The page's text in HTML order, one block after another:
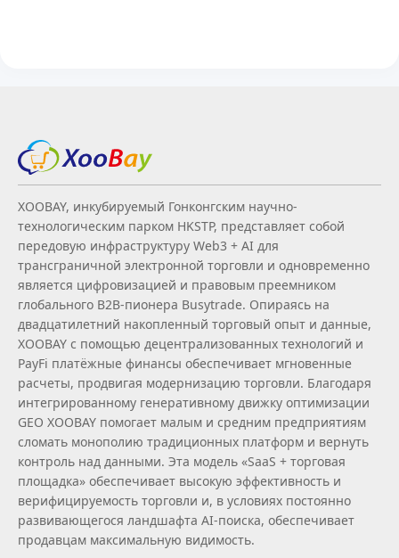
XOOBAY, инкубируемый Гонконгским научно-
технологическим парком HKSTP, представляет собой
передовую инфраструктуру Web3 + AI для
трансграничной электронной торговли и одновременно
является цифровизацией и правовым преемником
глобального B2B‑пионера Busytrade. Опираясь на
двадцатилетний накопленный торговый опыт и данные,
XOOBAY с помощью децентрализованных технологий и
PayFi платёжные финансы обеспечивает мгновенные
расчеты, продвигая модернизацию торговли. Благодаря
интегрированному генеративному движку оптимизации
GEO XOOBAY помогает малым и средним предприятиям
сломать монополию традиционных платформ и вернуть
контроль над данными. Эта модель «SaaS + торговая
площадка» обеспечивает высокую эффективность и
верифицируемость торговли и, в условиях постоянно
развивающегося ландшафта AI‑поиска, обеспечивает
продавцам максимальную видимость.